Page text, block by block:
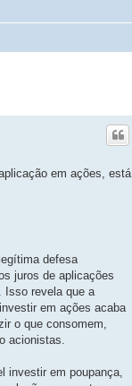
em ações, está
defesa
juros de aplicações
Isso revela que a
em ações acaba
o que consomem,
acionistas.
investir em poupança,